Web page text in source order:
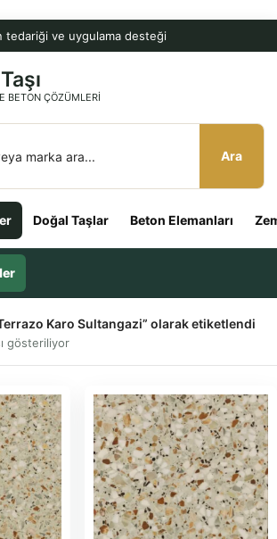
tedariği ve uygulama desteği
BETON ÇÖZÜMLERI
Ara
Doğal Taşlar Beton Elemanları
Karo Sultangazi” olarak etiketlendi
gösteriliyor